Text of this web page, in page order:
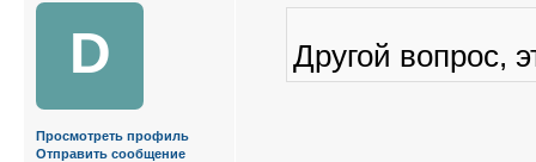
Другой вопрос,
D
Просмотреть профиль
Отправить сообщение